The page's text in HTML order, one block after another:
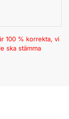
100 % korrekta, vi
ska stämma